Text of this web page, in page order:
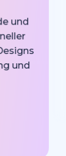
und
und